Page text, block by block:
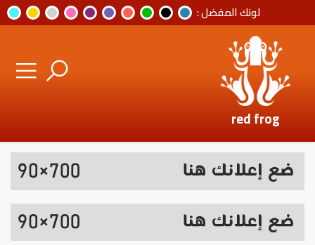
لونك المفضل :
red frog